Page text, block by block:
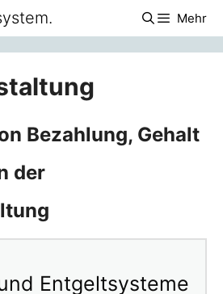
Mehr
Bezahlung, Gehalt
der
Entgeltsysteme